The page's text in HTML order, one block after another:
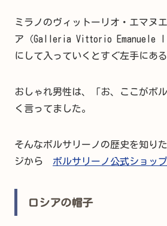
ミラノのヴィットーリオ・エマヌ
ア（Galleria Vittorio Emanuele
にして入っていくとすぐ左手にあ
おしゃれ男性は、「お、ここがボ
く言ってました。
そんなボルサリーノの歴史を知り
ジから ボルサリーノ公式ショップ
ロシアの帽子